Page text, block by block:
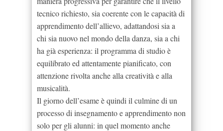
tecnico richiesto, sia coerente con le capacità di
apprendimento dell’allievo, adattandosi sia a
chi sia nuovo nel mondo della danza, sia a chi
ha già esperienza: il programma di studio è
equilibrato ed attentamente pianificato, con
attenzione rivolta anche alla creatività e alla
musicalità.
Il giorno dell’esame è quindi il culmine di un
processo di insegnamento e apprendimento non
solo per gli alunni: in quel momento anche